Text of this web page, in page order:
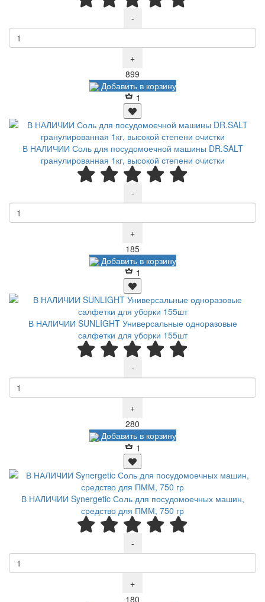
-
+
899
Добавить в корзину
1
В НАЛИЧИИ Соль для посудомоечной машины DR.SALT
гранулированная 1кг, высокой степени очистки
-
+
185Р
Добавить в корзину
1
В НАЛИЧИИ SUNLIGHT Универсальные одноразовые
салфетки для уборки 155шт
-
+
280
Добавить в корзину
1
В НАЛИЧИИ Synergetic Соль для посудомоечных машин,
средство для ПММ, 750 гр
-
+
180